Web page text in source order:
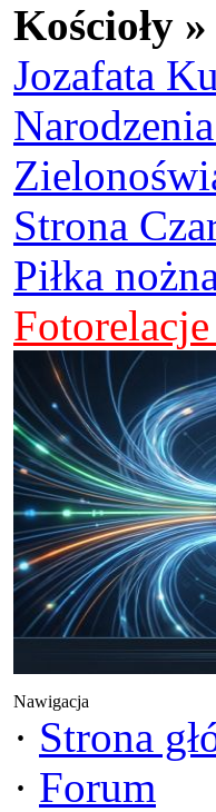
Kościoły »
Jozafata
Strona
Piłka
Nawigacja
· Strona
· Forum